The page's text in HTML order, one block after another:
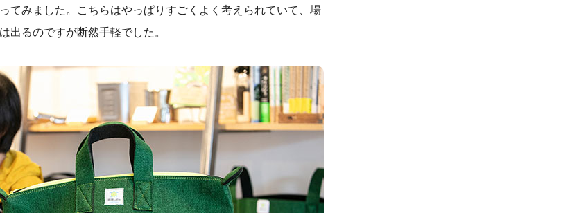
てみました。こちらはやっぱりすごくよく考えられていて、場
出るのですが断然手軽でした。